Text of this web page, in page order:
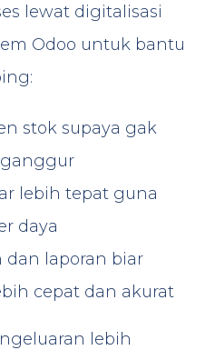
lewat digitalisasi
Odoo untuk bantu
stok supaya gak
lebih tepat guna
daya
dan laporan biar
cepat dan akurat
lebih